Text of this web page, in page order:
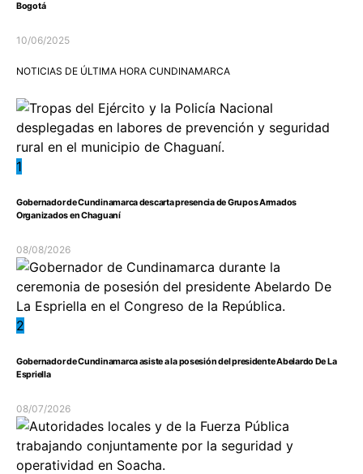
Bogotá
10/06/2025
NOTICIAS DE ÚLTIMA HORA CUNDINAMARCA
1
Gobernador de Cundinamarca descarta presencia de Grupos Armados
Organizados en Chaguaní
08/08/2026
2
Gobernador de Cundinamarca asiste a la posesión del presidente Abelardo De La
Espriella
08/07/2026